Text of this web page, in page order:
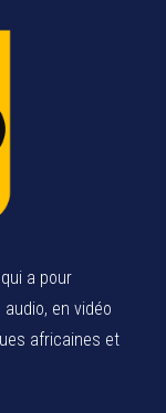
a pour
en vidéo
africaines et